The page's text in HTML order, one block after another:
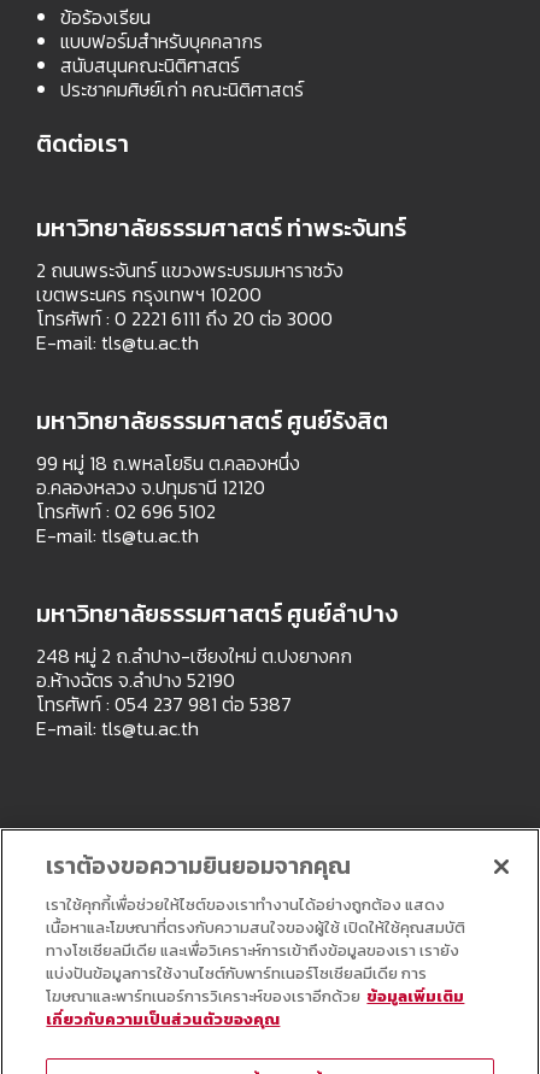
ข้อร้องเรียน
แบบฟอร์มสำหรับบุคคลากร
สนับสนุนคณะนิติศาสตร์
ประชาคมศิษย์เก่า คณะนิติศาสตร์
ติดต่อเรา
มหาวิทยาลัยธรรมศาสตร์ ท่าพระจันทร์
2 ถนนพระจันทร์ แขวงพระบรมมหาราชวัง
เขตพระนคร กรุงเทพฯ 10200
โทรศัพท์ : 0 2221 6111 ถึง 20 ต่อ 3000
E-mail: tls@tu.ac.th
มหาวิทยาลัยธรรมศาสตร์ ศูนย์รังสิต
99 หมู่ 18 ถ.พหลโยธิน ต.คลองหนึ่ง
อ.คลองหลวง จ.ปทุมธานี 12120
โทรศัพท์ : 02 696 5102
E-mail: tls@tu.ac.th
มหาวิทยาลัยธรรมศาสตร์ ศูนย์ลำปาง
248 หมู่ 2 ถ.ลำปาง-เชียงใหม่ ต.ปงยางคก
อ.ห้างฉัตร จ.ลำปาง 52190
โทรศัพท์ : 054 237 981 ต่อ 5387
E-mail: tls@tu.ac.th
Copyright © All Right Reserved
เราต้องขอความยินยอมจากคุณ
เราใช้คุกกี้เพื่อช่วยให้ไซต์ของเราทำงานได้อย่างถูกต้อง แสดง
เนื้อหาและโฆษณาที่ตรงกับความสนใจของผู้ใช้ เปิดให้ใช้คุณสมบัติ
ทางโซเชียลมีเดีย และเพื่อวิเคราะห์การเข้าถึงข้อมูลของเรา เรายัง
แบ่งปันข้อมูลการใช้งานไซต์กับพาร์ทเนอร์โซเชียลมีเดีย การ
โฆษณาและพาร์ทเนอร์การวิเคราะห์ของเราอีกด้วย ข้อมูลเพิ่มเติม
เกี่ยวกับความเป็นส่วนตัวของคุณ